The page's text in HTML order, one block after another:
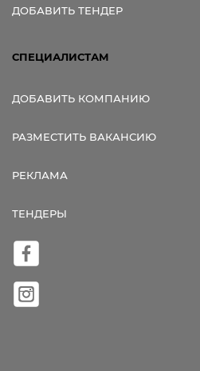
ДОБАВИТЬ ТЕНДЕР
СПЕЦИАЛИСТАМ
ДОБАВИТЬ КОМПАНИЮ
РАЗМЕСТИТЬ ВАКАНСИЮ
РЕКЛАМА
ТЕНДЕРЫ